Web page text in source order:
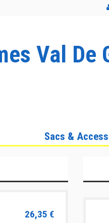
Val De
Sacs &
26,35 €